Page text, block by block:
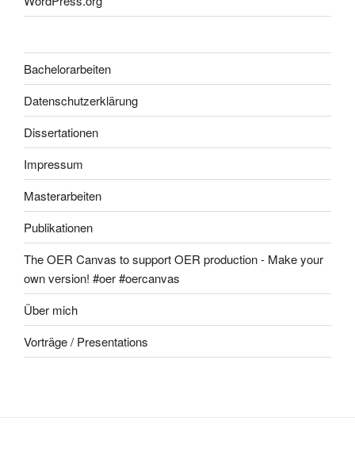
Bachelorarbeiten
Datenschutzerklärung
Dissertationen
Impressum
Masterarbeiten
Publikationen
The OER Canvas to support OER production - Make your
own version! #oer #oercanvas
Über mich
Vorträge / Presentations